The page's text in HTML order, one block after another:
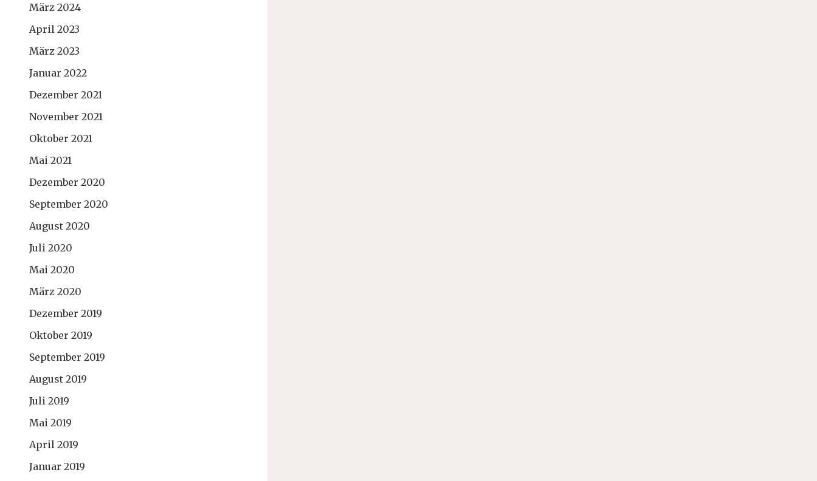
März 2024
April 2023
März 2023
Januar 2022
Dezember 2021
November 2021
Oktober 2021
Mai 2021
Dezember 2020
September 2020
August 2020
Juli 2020
Mai 2020
März 2020
Dezember 2019
Oktober 2019
September 2019
August 2019
Juli 2019
Mai 2019
April 2019
Januar 2019